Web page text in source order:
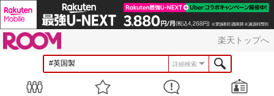
楽天トップへ
詳細検索
見つける お知らせ